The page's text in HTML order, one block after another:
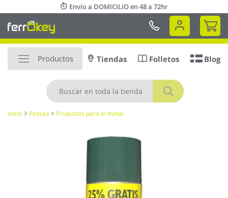
al
contenido
Envío a DOMICILIO en 48 a 72hr
Mi
Productos
Buscar
Tiendas Folletos Blog
Inicio Pintura Productos para el metal